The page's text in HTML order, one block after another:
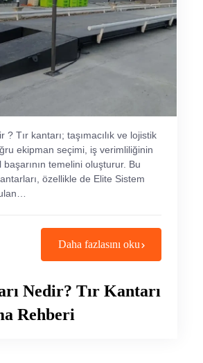
? Tır kantarı; taşımacılık ve lojistik
ekipman seçimi, iş verimliliğinin
temelini oluşturur. Bu
özellikle de Elite Sistem
Daha fazlasını oku
Nedir? Tır Kantarı
Rehberi